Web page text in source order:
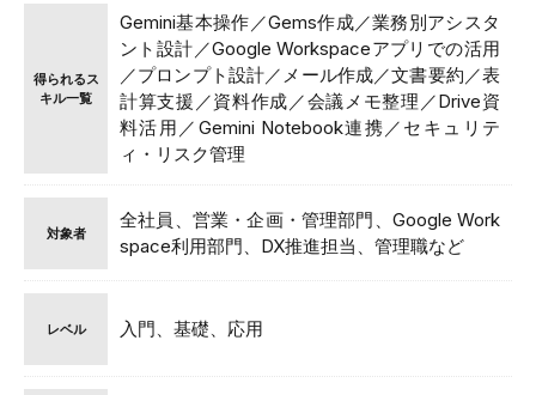
得られるス
キル一覧
Gemini基本操作／Gems作成／業務別アシスタ
ント設計／Google Workspaceアプリでの活用
／プロンプト設計／メール作成／文書要約／表
計算支援／資料作成／会議メモ整理／Drive資
料活用／Gemini Notebook連携／セキュリテ
ィ・リスク管理
対象者
全社員、営業・企画・管理部門、Google Work
space利用部門、DX推進担当、管理職など
レベル 入門、基礎、応用